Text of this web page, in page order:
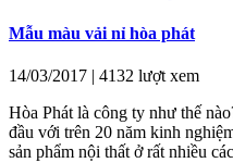
Mẫu màu vải nỉ hòa phát
14/03/2017 | 4132 lượt xem
Hòa Phát là công ty như thế
đầu với trên 20 năm kinh
sản phẩm nội thất ở rất nhiều